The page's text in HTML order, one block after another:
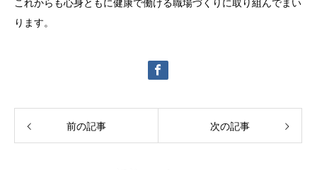
これからも心身ともに健康で働ける職場づくりに取り組んでまい
ります。
前の記事 次の記事